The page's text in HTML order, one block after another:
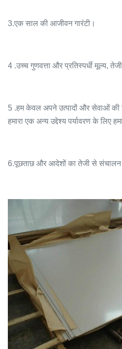
3.एक साल की आजीवन गारंटी।
4 .उच्च गुणवत्ता और प्रतिस्पर्धी मूल्य,
5 .हम केवल अपने उत्पादों और सेवाओं की
हमारा एक अन्य उद्देश्य पर्यावरण के लिए
6.पूछताछ और आदेशों का तेजी से